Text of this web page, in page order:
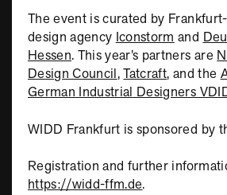
The event is curated by
design agency Iconstorm and
Hessen. This year’s partners are
Design Council,Tatcraft, and the
German Industrial Designers
WIDD Frankfurt is sponsored by
Registration and further
https://widd-ffm.de.